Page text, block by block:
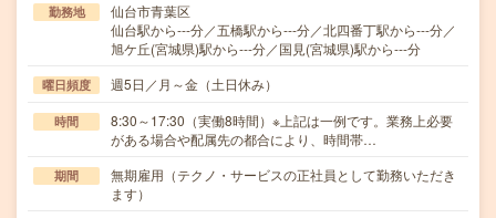
勤務地
仙台市青葉区
仙台駅から---分／五橋駅から---分／北四番丁駅から---分／
旭ケ丘(宮城県)駅から---分／国見(宮城県)駅から---分
曜日頻度 週5日／月～金（土日休み）
時間
8:30～17:30（実働8時間）※上記は一例です。業務上必要
がある場合や配属先の都合により、時間帯…
期間
無期雇用（テクノ・サービスの正社員として勤務いただき
ます）